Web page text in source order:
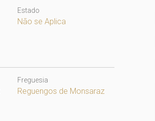
Estado
Não se Aplica
Freguesia
Reguengos de Monsaraz